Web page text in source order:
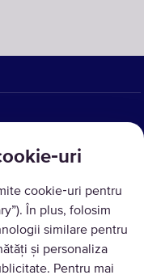
cookie‑uri pentru
În plus, folosim
similare pentru
și personaliza
Pentru mai